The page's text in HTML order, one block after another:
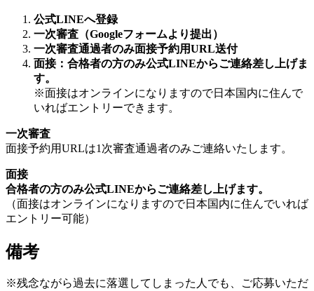
公式LINEへ登録
一次審査（Googleフォームより提出）
一次審査通過者のみ面接予約用URL送付
面接：合格者の方のみ公式LINEからご連絡差し上げま
す。
※面接はオンラインになりますので日本国内に住んで
いればエントリーできます。
一次審査
面接予約用URLは1次審査通過者のみご連絡いたします。
面接
合格者の方のみ公式LINEからご連絡差し上げます。
（面接はオンラインになりますので日本国内に住んでいれば
エントリー可能）
備考
※残念ながら過去に落選してしまった人でも、ご応募いただ